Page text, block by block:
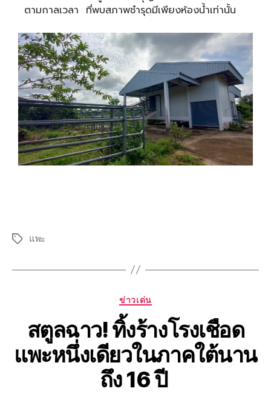
ตามกาลเวลา ที่พบสภาพชำรุดมีเพียงห้องน้ำเท่านั้น
แพะ
ข่าวเด่น
สตูลฉาว! ทิ้งร้างโรงเชือด
แพะหนึ่งเดียวในภาคใต้นาน
ถึง 16 ปี